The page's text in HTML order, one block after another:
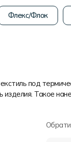
Флекс/Флок
под
Такое